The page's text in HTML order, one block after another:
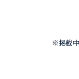
※掲載